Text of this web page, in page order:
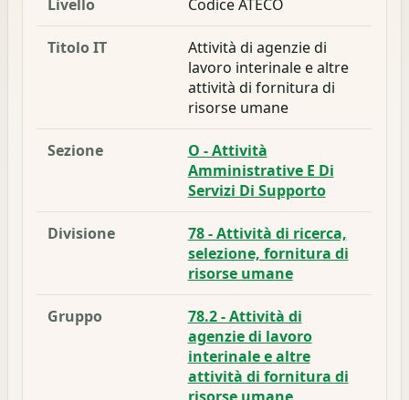
Livello Codice ATECO
Titolo IT
Attività di agenzie di
lavoro interinale e altre
attività di fornitura di
risorse umane
Sezione
O - Attività
Amministrative E Di
Servizi Di Supporto
Divisione
78 - Attività di ricerca,
selezione, fornitura di
risorse umane
Gruppo
78.2 - Attività di
agenzie di lavoro
interinale e altre
attività di fornitura di